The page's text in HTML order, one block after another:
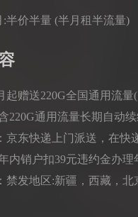
:半价半量 (半月租半流量)
起赠送220G全国通用流量
220G通用流量长期自动
京东快递上门派送，在快
内销户扣39元违约金办理
禁发地区:新疆，西藏，北